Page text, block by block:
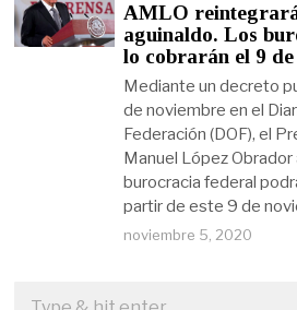
AMLO
aguinaldo. Los
lo cobrarán el 9
Mediante un decreto
de noviembre en el
Federación (DOF), el
Manuel López Obrador
burocracia federal
partir de este 9 de
noviembre 5, 2020